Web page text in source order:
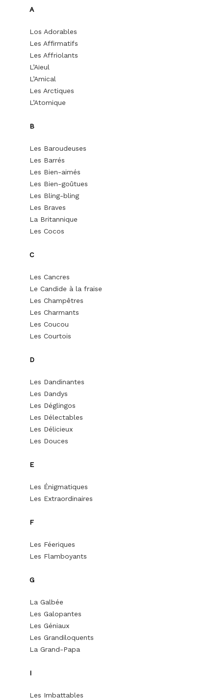
A
Los Adorables
Les Affirmatifs
Les Affriolants
L’Aïeul
L’Amical
Les Arctiques
L’Atomique
B
Les Baroudeuses
Les Barrés
Les Bien-aimés
Les Bien-goûtues
Les Bling-bling
Les Braves
La Britannique
Les Cocos
C
Les Cancres
Le Candide à la fraise
Les Champêtres
Les Charmants
Les Coucou
Les Courtois
D
Les Dandinantes
Les Dandys
Les Déglingos
Les Délectables
Les Délicieux
Les Douces
E
Les Énigmatiques
Les Extraordinaires
F
Les Féeriques
Les Flamboyants
G
La Galbée
Les Galopantes
Les Géniaux
Les Grandiloquents
La Grand-Papa
I
Les Imbattables